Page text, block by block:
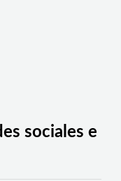
sociales e